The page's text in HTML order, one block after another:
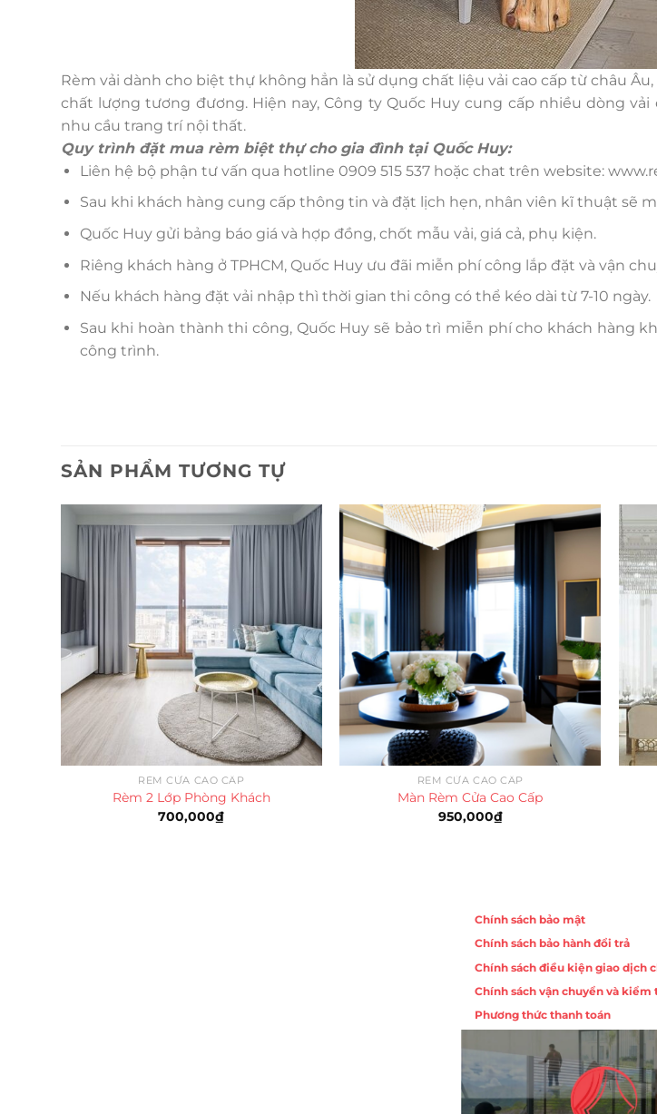
Rèm vải dành cho biệt thự không hẳn là sử dụng chất liệu vải cao cấp từ châu
chất lượng tương đương. Hiện nay, Công ty Quốc Huy cung cấp nhiều dòng
nhu cầu trang trí nội thất.
Quy trình đặt mua rèm biệt thự cho gia đình tại Quốc Huy:
Liên hệ bộ phận tư vấn qua hotline 0909 515 537 hoặc chat trên website:
Sau khi khách hàng cung cấp thông tin và đặt lịch hẹn, nhân viên kĩ thuật sẽ
Quốc Huy gửi bảng báo giá và hợp đồng, chốt mẫu vải, giá cả, phụ kiện.
Riêng khách hàng ở TPHCM, Quốc Huy ưu đãi miễn phí công lắp đặt và vận
Nếu khách hàng đặt vải nhập thì thời gian thi công có thể kéo dài từ 7-10 ngày.
Sau khi hoàn thành thi công, Quốc Huy sẽ bảo trì miễn phí cho khách hàng
công trình.
SẢN PHẨM TƯƠNG TỰ
RÈM CỬA CAO CẤP
Rèm 2 Lớp Phòng Khách
700,000₫
RÈM CỬA CAO CẤP
Màn Rèm Cửa Cao Cấp
950,000₫
Chính sách bảo mật
Chính sách bảo hành đổi trả
Chính sách điều kiện giao dịch
Chính sách vận chuyển và kiểm
Phương thức thanh toán